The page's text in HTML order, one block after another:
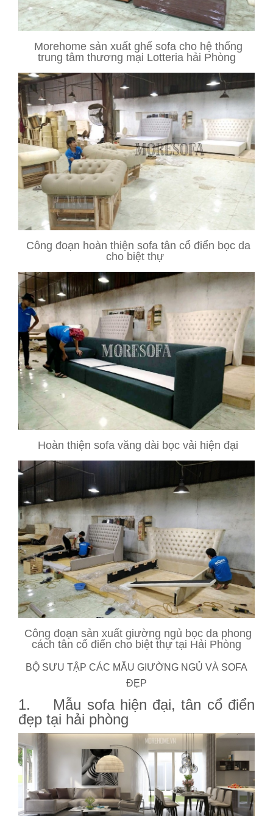
Morehome sản xuất ghế sofa cho hệ thống
trung tâm thương mại Lotteria hải Phòng
Công đoạn hoàn thiện sofa tân cổ điển bọc da
cho biệt thự
Hoàn thiện sofa văng dài bọc vải hiện đại
Công đoạn sản xuất giường ngủ bọc da phong
cách tân cổ điển cho biệt thự tại Hải Phòng
BỘ SƯU TẬP CÁC MẪU GIƯỜNG NGỦ VÀ SOFA
ĐẸP
1. Mẫu sofa hiện đại, tân cổ điển
đẹp tại hải phòng